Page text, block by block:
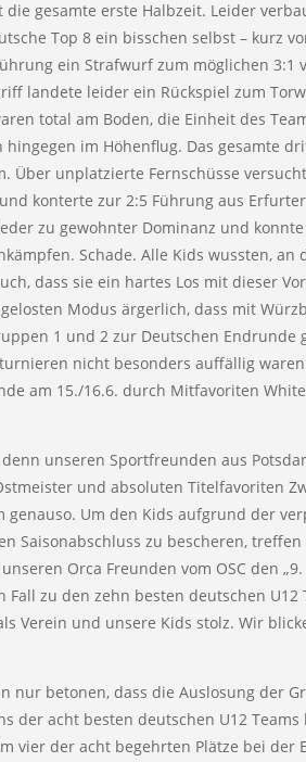
gesamte erste Halbzeit. Leider
Top 8 ein bisschen selbst – kurz
ein Strafwurf zum möglichen 3:1
landete leider ein Rückspiel zum
total am Boden, die Einheit des
im Höhenflug. Das gesamte
Über unplatzierte Fernschüsse
konterte zur 2:5 Führung aus
zu gewohnter Dominanz und
Schade. Alle Kids wussten, an
dass sie ein hartes Los mit dieser
Modus ärgerlich, dass mit
1 und 2 zur Deutschen Endrunde
nicht besonders auffällig
am 15./16.6. durch Mitfavoriten
unseren Sportfreunden aus
und absoluten Titelfavoriten
genauso. Um den Kids aufgrund der
Saisonabschluss zu bescheren,
Orca Freunden vom OSC den „9.
Fall zu den zehn besten deutschen U12
Verein und unsere Kids stolz. Wir
nur betonen, dass die Auslosung der
der acht besten deutschen U12
vier der acht begehrten Plätze bei der